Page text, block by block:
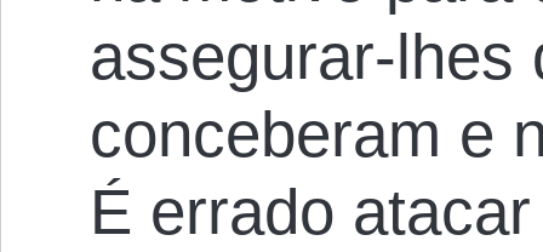
assegurar-lhes
conceberam e
É errado